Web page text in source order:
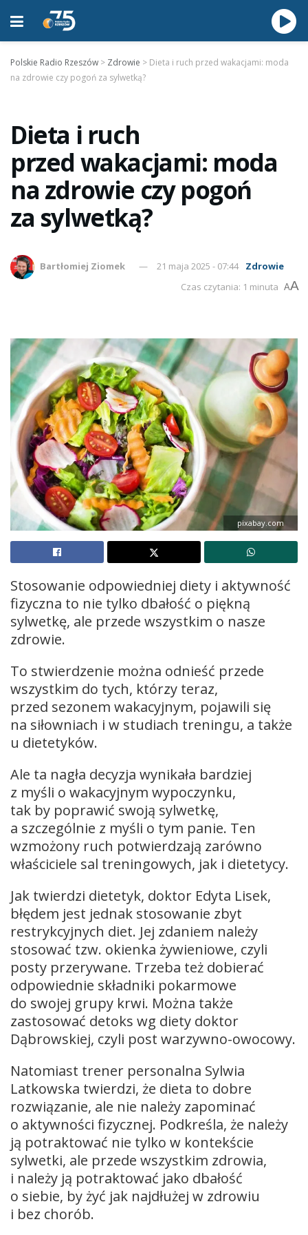
Polskie Radio Rzeszów > Zdrowie > Dieta i ruch przed wakacjami: moda
na zdrowie czy pogoń za sylwetką?
Dieta i ruch
przed wakacjami: moda
na zdrowie czy pogoń
za sylwetką?
Bartłomiej Ziomek 21 maja 2025 - 07:44 Zdrowie
Czas czytania: 1 minuta AA
pixabay.com
Stosowanie odpowiedniej diety i aktywność
fizyczna to nie tylko dbałość o piękną
sylwetkę, ale przede wszystkim o nasze
zdrowie.
To stwierdzenie można odnieść przede
wszystkim do tych, którzy teraz,
przed sezonem wakacyjnym, pojawili się
na siłowniach i w studiach treningu, a także
u dietetyków.
Ale ta nagła decyzja wynikała bardziej
z myśli o wakacyjnym wypoczynku,
tak by poprawić swoją sylwetkę,
a szczególnie z myśli o tym panie. Ten
wzmożony ruch potwierdzają zarówno
właściciele sal treningowych, jak i dietetycy.
Jak twierdzi dietetyk, doktor Edyta Lisek,
błędem jest jednak stosowanie zbyt
restrykcyjnych diet. Jej zdaniem należy
stosować tzw. okienka żywieniowe, czyli
posty przerywane. Trzeba też dobierać
odpowiednie składniki pokarmowe
do swojej grupy krwi. Można także
zastosować detoks wg diety doktor
Dąbrowskiej, czyli post warzywno-owocowy.
Natomiast trener personalna Sylwia
Latkowska twierdzi, że dieta to dobre
rozwiązanie, ale nie należy zapominać
o aktywności fizycznej. Podkreśla, że należy
ją potraktować nie tylko w kontekście
sylwetki, ale przede wszystkim zdrowia,
i należy ją potraktować jako dbałość
o siebie, by żyć jak najdłużej w zdrowiu
i bez chorób.